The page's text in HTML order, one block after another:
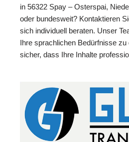
in 56322 Spay – Osterspai,
oder bundesweit? Kontaktieren
sich individuell beraten. Unser
Ihre sprachlichen Bedürfnisse zu
sicher, dass Ihre Inhalte